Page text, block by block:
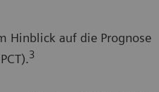
Hinblick auf die Prognose
3